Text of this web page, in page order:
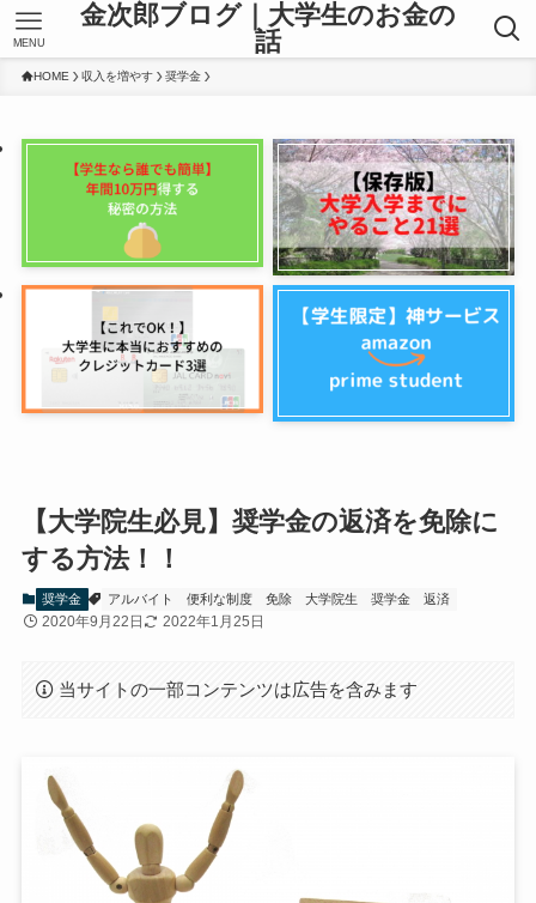
金次郎ブログ｜大学生のお金の
話
MENU
HOME 収入を増やす 奨学金
【大学院生必見】奨学金の返済を免除に
する方法！！
奨学金 アルバイト 便利な制度 免除 大学院生 奨学金 返済
2020年9月22日 2022年1月25日
当サイトの一部コンテンツは広告を含みます